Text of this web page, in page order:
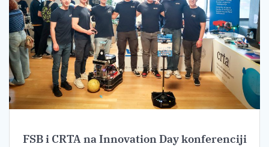
FSB i CRTA na Innovation Day konferenciji